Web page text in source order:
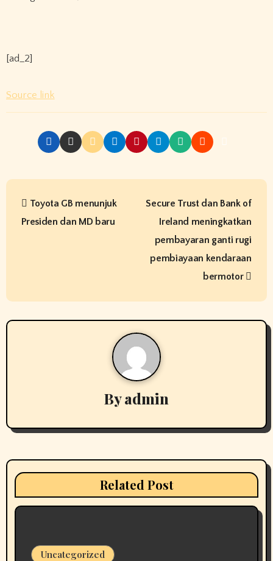
[ad_2]
Source link
P
n
a
a
i
o
n
Toyota GB menunjuk
Presiden dan MD baru
Secure Trust dan Bank of
Ireland meningkatkan
pembayaran ganti rugi
pembiayaan kendaraan
bermotor
Byadmin
Related Post
Uncategorized